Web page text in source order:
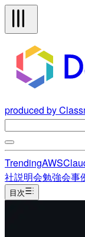
produced by
TrendingAWS
社説明会勉強会事
目次